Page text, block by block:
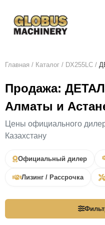
Главная / Каталог / DX255LC /
Продажа:
Алматы и
Цены официального
Казахстану
Официальный дилер
Лизинг / Рассрочка